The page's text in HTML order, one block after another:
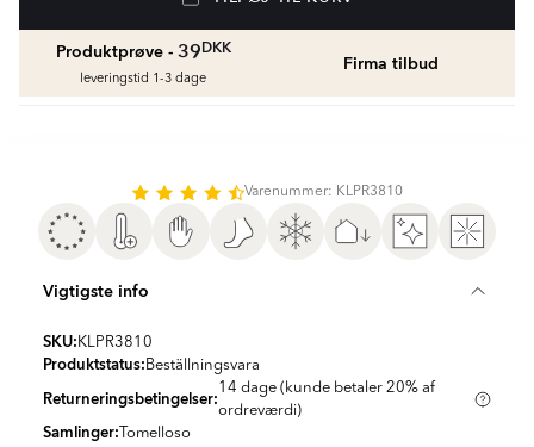
Vådrumssilikone
Rengøring & Vedligeholdelse
fr.169 DKK
fr. 38
Produktprøve - 39DKK
leveringstid 1-3 dage
Firma tilbud
Varenummer: KLPR3810
Vigtigste info
SKU: KLPR3810
Produktstatus: Beställningsvara
Returneringsbetingelser:14 dage (kunde betaler 20% af
ordreværdi)
Samlinger: Tomelloso